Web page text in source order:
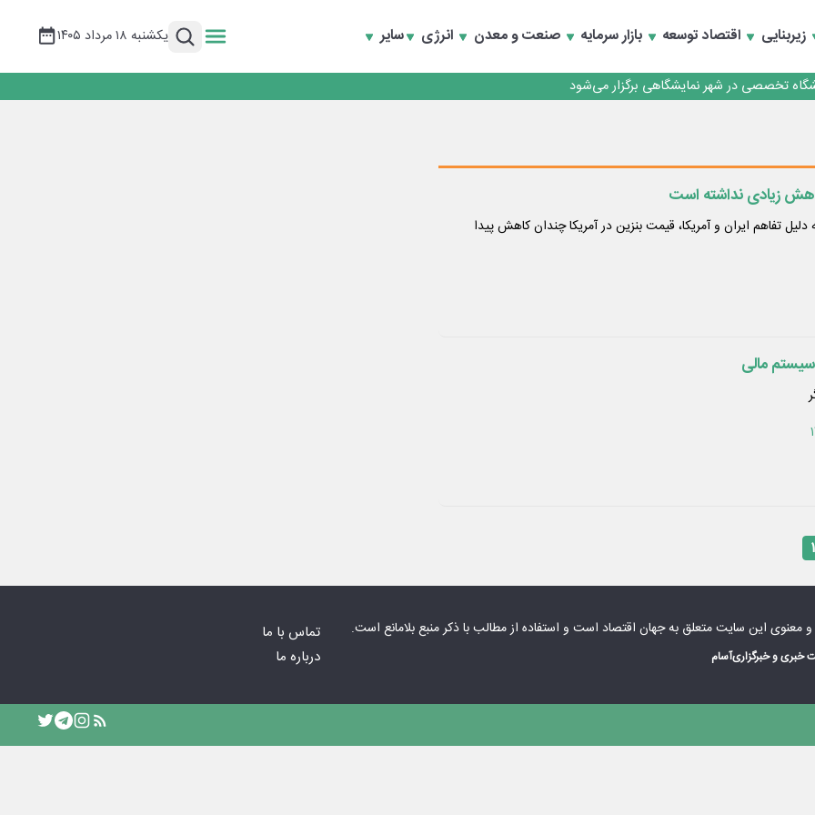
زیربنایی اقتصاد توسعه بازار سرمایه صنعت و معدن انرژی سایر یکشنبه ۱۸ مرداد ۱۴۰۵
تخصصی در شهر نمایشگاهی برگزار می‌شود
قرار گرفت
زیادی نداشته است
تفاهم ایران و آمریکا، قیمت بنزین در آمریکا چندان کاهش پیدا
مالی
۱
معنوی این سایت متعلق بهجهان اقتصاد است و استفاده از مطالب با ذکر منبع بلامانع است.
خبری و خبرگزاریآسام
تماس با ما
درباره ما